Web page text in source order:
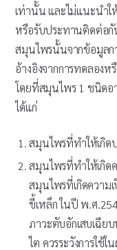
เท่านั้น และไม่แนะนำ
หรือรับประทานติดต่อกั
สมุนไพรนั้นจากข้อมูล
อ้างอิงจากการทดลอง
โดยที่สมุนไพร 1 ชนิดอ
ได้แก่
สมุนไพรที่ทำให้เกิด
สมุนไพรที่ทำให้เกิด
สมุนไพรที่เกิดความ
ขี้เหล็ก ในปี พ.ศ
ภาวะตับอักเสบเฉี
ไต ควรระวังการใช้